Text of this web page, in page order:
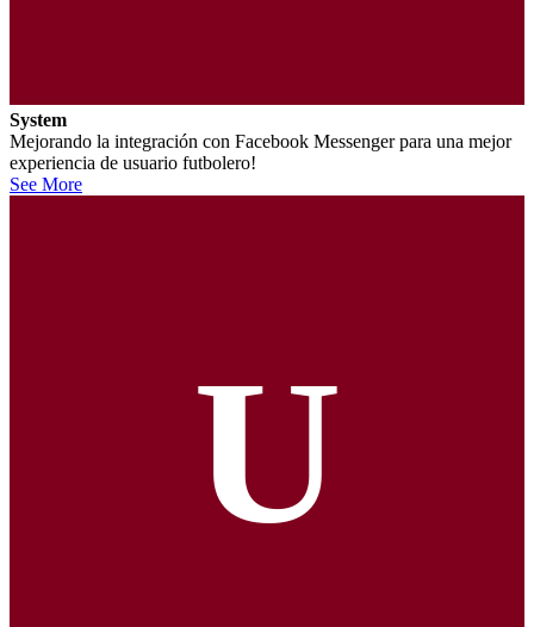
System
Mejorando la integración con Facebook Messenger para una mejor
experiencia de usuario futbolero!
See More
U